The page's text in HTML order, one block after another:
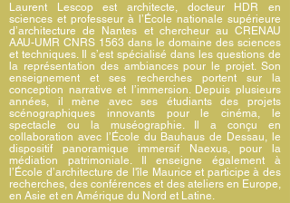
Laurent Lescop est architecte, docteur HDR en
sciences et professeur à l’École nationale supérieure
d’architecture de Nantes et chercheur au CRENAU
AAU-UMR CNRS 1563 dans le domaine des sciences
et techniques. Il s’est spécialisé dans les questions de
la représentation des ambiances pour le projet. Son
enseignement et ses recherches portent sur la
conception narrative et l’immersion. Depuis plusieurs
années, il mène avec ses étudiants des projets
scénographiques innovants pour le cinéma, le
spectacle ou la muséographie. Il a conçu en
collaboration avec l’École du Bauhaus de Dessau, le
dispositif panoramique immersif Naexus, pour la
médiation patrimoniale. Il enseigne également à
l’École d’architecture de l'île Maurice et participe à des
recherches, des conférences et des ateliers en Europe,
en Asie et en Amérique du Nord et Latine.